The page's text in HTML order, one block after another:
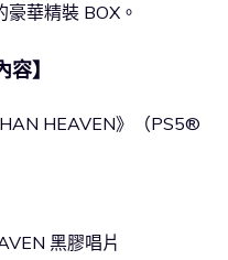
華精裝 BOX。
容】
HEAVEN》（PS5®
黑膠唱片